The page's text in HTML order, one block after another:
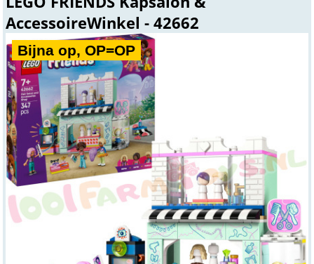
AccessoireWinkel - 42662
Bijna op, OP=OP